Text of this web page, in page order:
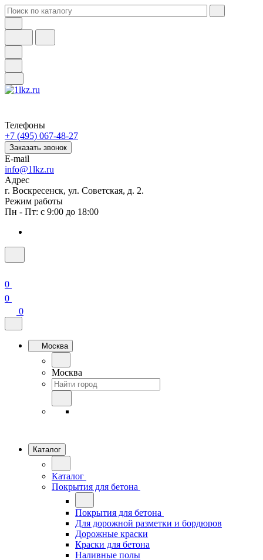
Телефоны
+7 (495) 067-48-27
Заказать звонок
E-mail
info@1lkz.ru
Адрес
г. Воскресенск, ул. Советская, д. 2.
Режим работы
Пн - Пт: с 9:00 до 18:00
0
0
0
Москва
Москва
Каталог
Каталог
Покрытия для бетона
Покрытия для бетона
Для дорожной разметки и бордюров
Дорожные краски
Краски для бетона
Наливные полы